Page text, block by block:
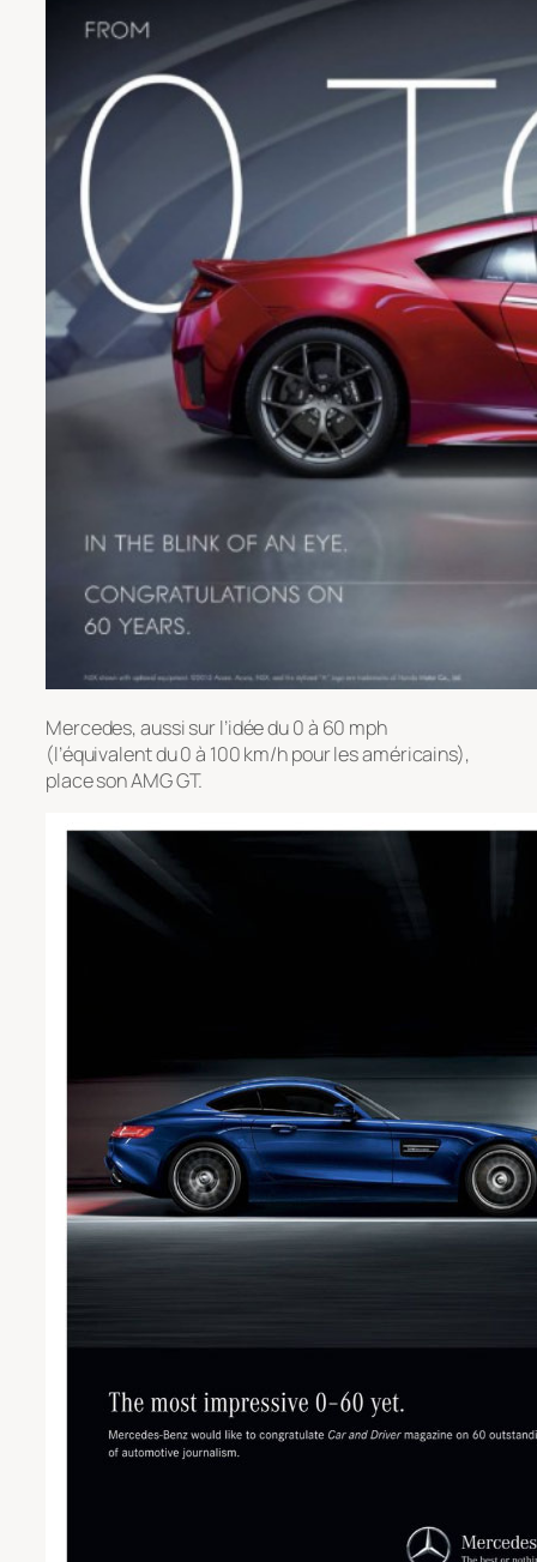
Mercedes, aussi sur l’idée du 0 à 60 mph
(l’équivalent du 0 à 100 km/h pour les américains),
place son AMG GT.